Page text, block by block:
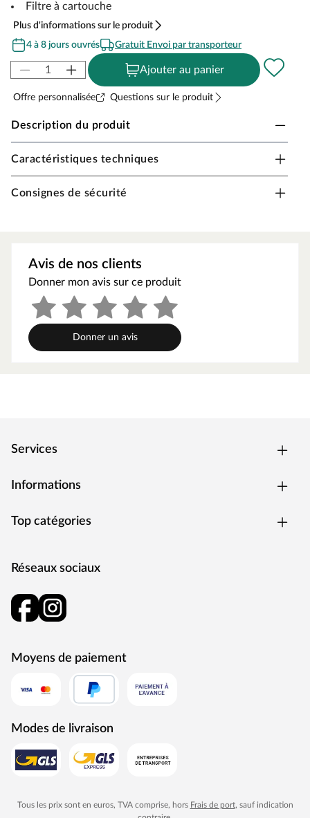
Filtre à cartouche
Plus d'informations sur le produit
4 à 8 jours ouvrés
Gratuit Envoi par transporteur
Ajouter au panier
Offre personnalisée Questions sur le produit
Description du produit
MYPOOL Poolset « Splash » avec filtre à cartouche
piscine de MYPOOL.
courante en plastique et le liner.
Système de filtration inclus
assure la propreté de la piscine.
Accès pratique
L'échelle d'accès galvanisée permet un accès sûr et facile.
Caractéristiques techniques
Consignes de sécurité
Avis de nos clients
Donner mon avis sur ce produit
Donner un avis
Services
Informations
Top catégories
Réseaux sociaux
Moyens de paiement
Modes de livraison
Tous les prix sont en euros, TVA comprise, hors Frais de port, sauf indication